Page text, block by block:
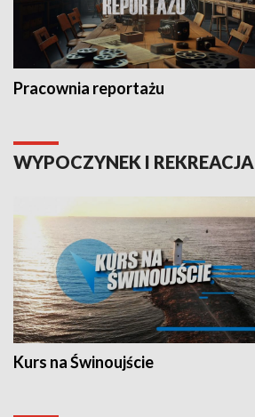
Pracownia reportażu
WYPOCZYNEK I REKREACJA
Kurs na Świnoujście